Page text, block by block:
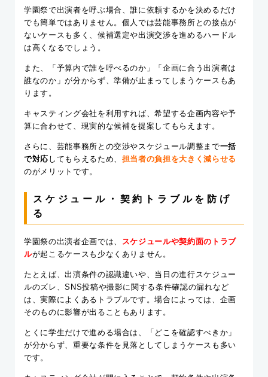
学園祭で出演者を呼ぶ場合、誰に依頼するかを決めるだけ
でも簡単ではありません。個人では芸能事務所との接点が
ないケースも多く、候補選定や出演交渉を進めるハードル
は高くなるでしょう。
また、「予算内で誰を呼べるのか」「企画に合う出演者は
誰なのか」が分からず、準備が止まってしまうケースもあ
ります。
キャスティング会社を利用すれば、希望する企画内容や予
算に合わせて、現実的な候補を提案してもらえます。
さらに、芸能事務所との交渉やスケジュール調整まで一括
で対応 してもらえるため、 担当者の負担を大きく減らせる
のがメリットです。
スケジュール・契約トラブルを防げ
る
学園祭の出演者企画では、 スケジュールや契約面のトラブ
ルが起こるケースも少なくありません。
たとえば、出演条件の認識違いや、当日の進行スケジュー
ルのズレ、SNS投稿や撮影に関する条件確認の漏れなど
は、実際によくあるトラブルです。場合によっては、企画
そのものに影響が出ることもあります。
とくに学生だけで進める場合は、「どこを確認すべきか」
が分からず、重要な条件を見落としてしまうケースも多い
です。